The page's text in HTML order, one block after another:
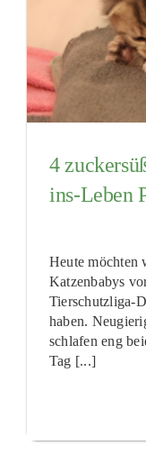
4
ins-Leben
Heute möchten
Katzenbabys
Tierschutzliga-
haben.
schlafen eng
Tag [...]